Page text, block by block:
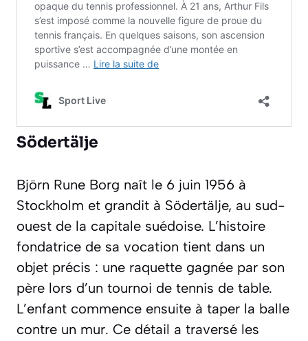
Södertälje
Björn Rune Borg naît le 6 juin 1956 à
Stockholm et grandit à Södertälje, au sud-
ouest de la capitale suédoise. L’histoire
fondatrice de sa vocation tient dans un
objet précis : une raquette gagnée par son
père lors d’un tournoi de tennis de table.
L’enfant commence ensuite à taper la balle
contre un mur. Ce détail a traversé les